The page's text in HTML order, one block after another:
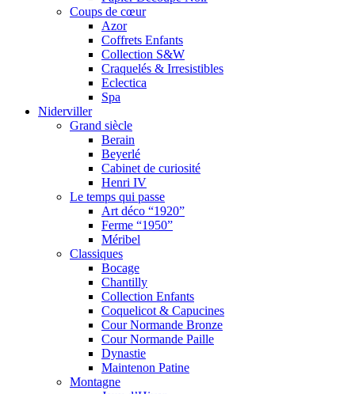
Coups de cœur
Azor
Coffrets Enfants
Collection S&W
Craquelés & Irresistibles
Eclectica
Spa
Niderviller
Grand siècle
Berain
Beyerlé
Cabinet de curiosité
Henri IV
Le temps qui passe
Art déco “1920”
Ferme “1950”
Méribel
Classiques
Bocage
Chantilly
Collection Enfants
Coquelicot & Capucines
Cour Normande Bronze
Cour Normande Paille
Dynastie
Maintenon Patine
Montagne